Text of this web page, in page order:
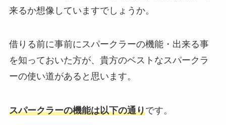
来るか想像していますでしょうか。
借りる前に事前にスパークラーの機能・出来る事
を知っておいた方が、貴方のベストなスパークラ
ーの使い道があると思います。
スパークラーの機能は以下の通りです。